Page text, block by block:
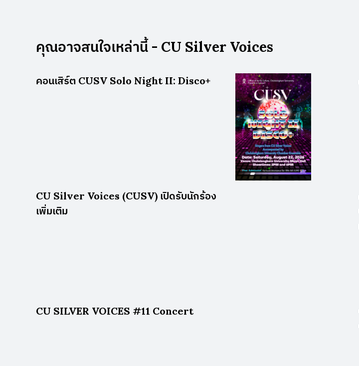
คุณอาจสนใจเหล่านี้ - CU Silver Voices
คอนเสิร์ต CUSV Solo Night II: Disco+
CU Silver Voices (CUSV) เปิดรับนักร้อง
เพิ่มเติม
CU SILVER VOICES #11 Concert